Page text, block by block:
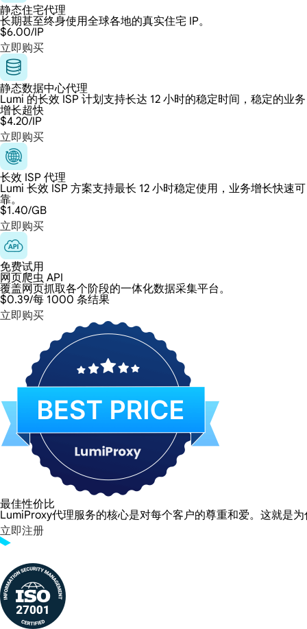
静态住宅代理
长期甚至终身使用全球各地的真实住宅 IP。
$6.00/IP
立即购买
静态数据中心代理
Lumi 的长效 ISP 计划支持长达 12 小时的稳定时间，稳定的业务
增长超快
$4.20/IP
立即购买
长效 ISP 代理
Lumi 长效 ISP 方案支持最长 12 小时稳定使用，业务增长快速可
靠。
$1.40/GB
立即购买
免费试用
网页爬虫 API
覆盖网页抓取各个阶段的一体化数据采集平台。
$0.39/每 1000 条结果
立即购买
最佳性价比
LumiProxy代理服务的核心是对每个客户的尊重和爱。这就是
立即注册